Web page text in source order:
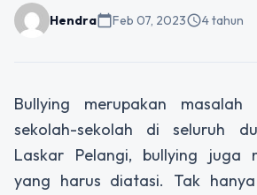
Hendracalendar_todayFeb 07, 2023schedule4 tahun
Bullying merupakan
sekolah-sekolah di seluruh
Laskar Pelangi, bullying juga
yang harus diatasi. Tak